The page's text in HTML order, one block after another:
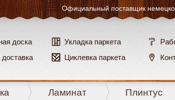
Официальный поставщик
доска
Укладка паркета
Циклевка паркета
Ламинат Плинтус